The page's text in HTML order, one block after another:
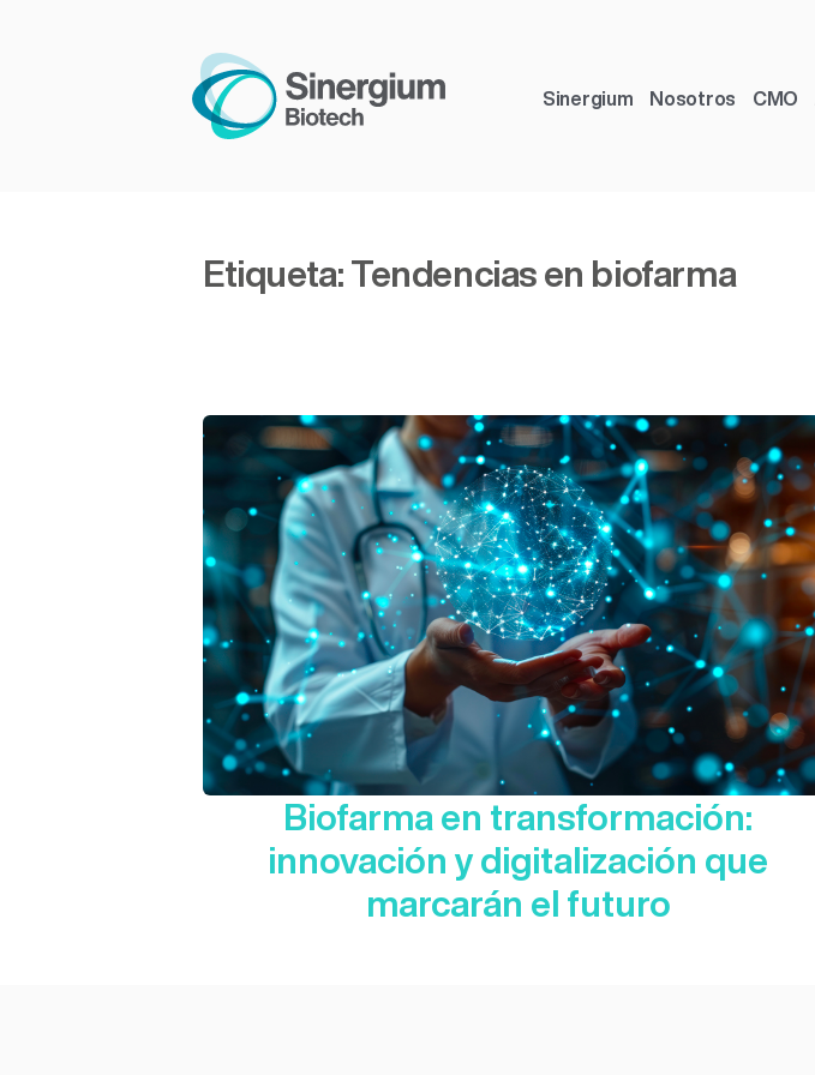
Sinergium Nosotros CMO
Etiqueta: Tendencias en biofarma
Biofarma en transformación:
innovación y digitalización que
marcarán el futuro